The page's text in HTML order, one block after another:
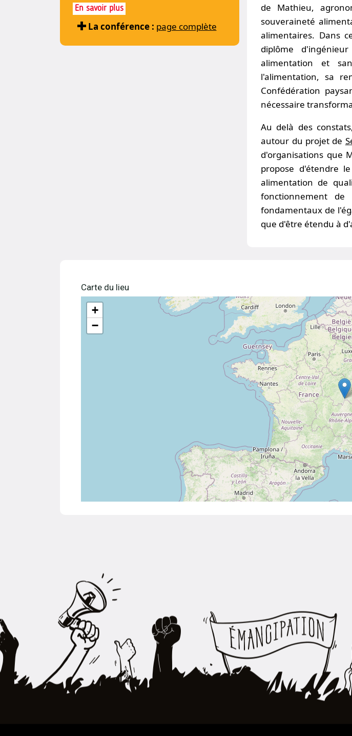
En savoir plus
La conférence : page complète
de Mathieu,
souveraineté
alimentaires. Dans
diplôme
alimentation et
l'alimentation, sa
Confédération
nécessaire
Au delà des
autour du projet de
d'organisations que
propose d'étendre
alimentation de
fonctionnement
fondamentaux de
que d'être étendu à
Carte du lieu
+
−